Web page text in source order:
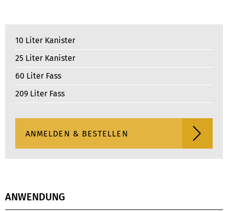
10 Liter Kanister
25 Liter Kanister
60 Liter Fass
209 Liter Fass
ANWENDUNG